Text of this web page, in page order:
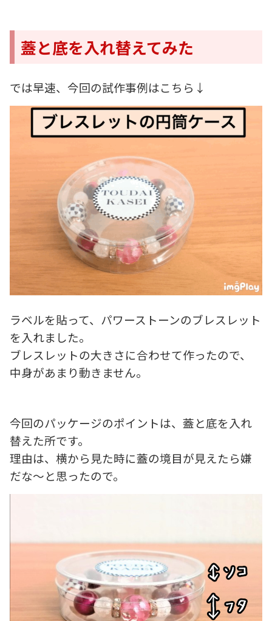
蓋と底を入れ替えてみた
では早速、今回の試作事例はこちら↓
ラベルを貼って、パワーストーンのブレスレット
を入れました。
ブレスレットの大きさに合わせて作ったので、
中身があまり動きません。
今回のパッケージのポイントは、蓋と底を入れ
替えた所です。
理由は、横から見た時に蓋の境目が見えたら嫌
だな～と思ったので。